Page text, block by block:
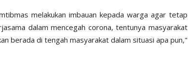
melakukan imbauan kepada warga agar tetap
dalam mencegah corona, tentunya masyarakat
berada di tengah masyarakat dalam situasi apa pun,"